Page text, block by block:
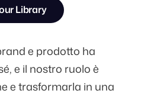
Library
e prodotto ha
e il nostro ruolo è
e trasformarla in una